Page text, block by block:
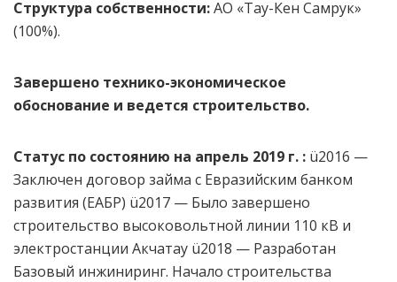
Структура собственности:АО «Тау-Кен Самрук»
(100%).
Завершено технико-экономическое
обоснование и ведется строительство.
Статус по состоянию на апрель 2019 г. : ü2016 —
Заключен договор займа с Евразийским банком
развития (ЕАБР) ü2017 — Было завершено
строительство высоковольтной линии 110 кВ и
электростанции Акчатау ü2018 — Разработан
Базовый инжиниринг. Начало строительства